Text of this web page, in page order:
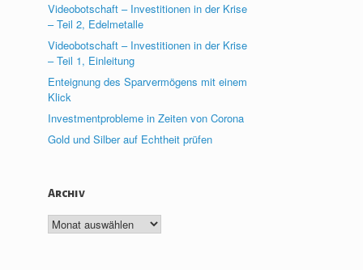
Videobotschaft – Investitionen in der Krise
– Teil 2, Edelmetalle
Videobotschaft – Investitionen in der Krise
– Teil 1, Einleitung
Enteignung des Sparvermögens mit einem
Klick
Investmentprobleme in Zeiten von Corona
Gold und Silber auf Echtheit prüfen
Archiv
Archiv